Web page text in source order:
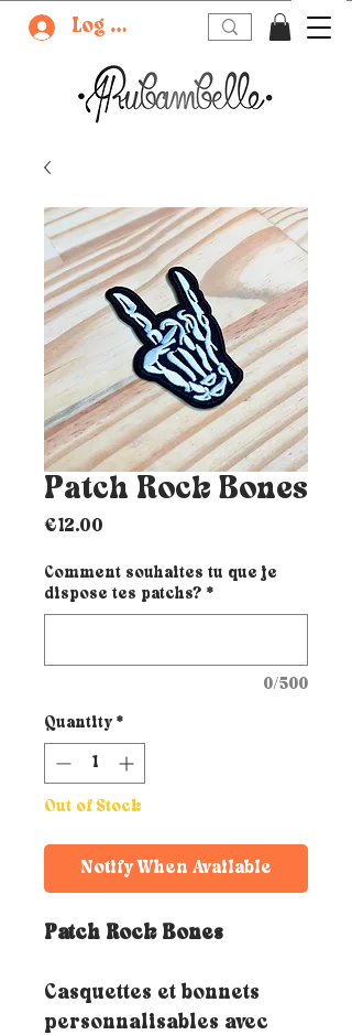
Log In
Patch Rock Bones
€12.00
Comment souhaites tu que je
dispose tes patchs? *
0/500
Quantity *
Out of Stock
Notify When Available
Patch Rock Bones
Casquettes et bonnets
personnalisables avec